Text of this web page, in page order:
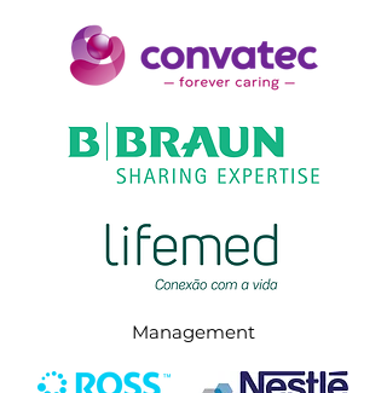
Management